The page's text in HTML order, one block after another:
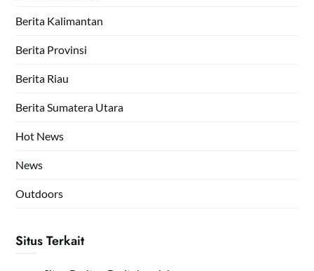
Berita Kalimantan
Berita Provinsi
Berita Riau
Berita Sumatera Utara
Hot News
News
Outdoors
Situs Terkait